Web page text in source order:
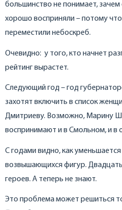
большинство не понимает,
хорошо восприняли – потому
переместили небоскреб.
Очевидно: у того, кто начнет
рейтинг вырастет.
Следующий год – год
захотят включить в список
Дмитриеву. Возможно, Марину
воспринимают и в Смольном, и в
С годами видно, как
возвышающихся фигур.
героев. А теперь не знают.
Это проблема может решиться